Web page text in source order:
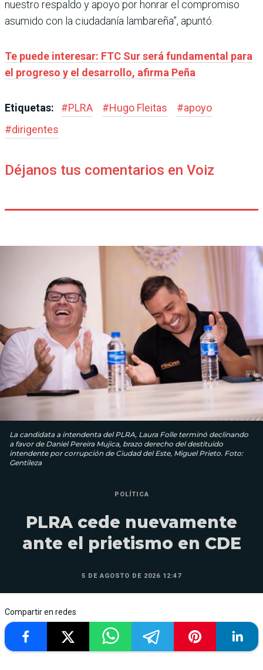
nuestro respaldo y apoyo por honrar el compromiso
asumido con la ciudadanía lambareña”, apuntó.
Te puede interesar: FTC Sur será fundamental para
el progreso y el desarrollo, afirma Peña
Etiquetas: #PLRA #Hugo Fleitas #apoyo
#dirigentes
Déjanos tus comentarios en Voiz
La candidata a intendenta del PLRA, Laura Folle terminó declinando
a favor de Daniel Pereira Mujica, brazo derecho del destituido
intendente por corrupción de Ciudad del Este, Miguel Prieto. Foto:
Gentileza
POLÍTICA
PLRA cede nuevamente
ante el prietismo en CDE
5 DE AGOSTO DE 2026 12:47
Compartir en redes